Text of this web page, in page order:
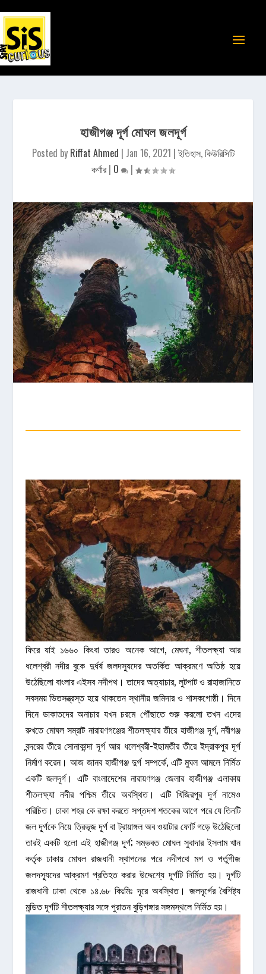
হাজীগঞ্জ দূর্গ মোঘল জলদূর্গ
Posted by Riffat Ahmed | Jan 16, 2021 |ইতিহাস,কিউরিসিটি
কর্ণার| 0 |
ফিরে যাই ১৬৬০ কিংবা তারও অনেক আগে, মেঘনা, শীতলক্ষ্যা আর
ধলেশ্বরী নদীর বুকে দুর্ধর্ষ জলদস্যুদের অতর্কিত আক্রমণে অতিষ্ঠ হয়ে
উঠেছিলো বাংলার এইসব নদীপথ। তাদের অত্যাচার, লুটপাট ও রাহাজানিতে
সবসময় ভিতসন্ত্রস্ত হয়ে থাকতেন স্থানীয় জমিদার ও শাসকগোষ্ঠী। দিনে
দিনে ডাকাতদের অনাচার যখন চরমে পৌঁছাতে শুরু করলো তখন এদের
রুখতে মোঘল সম্রাট নারায়ণগঞ্জের শীতলক্ষ্যার তীরে হাজীগঞ্জ দূর্গ, নবীগঞ্জ
বন্দরের তীরে সোনাকান্দা দূর্গ আর ধলেশ্বরী-ইছামতীর তীরে ইদ্রাকপুর দূর্গ
নির্মাণ করেন। আজ জানব হাজীগঞ্জ দুর্গ সম্পর্কে, এটি মুঘল আমলে নির্মিত
একটি জলদূর্গ। এটি বাংলাদেশের নারায়ণগঞ্জ জেলার হাজীগঞ্জ এলাকায়
শীতলক্ষ্যা নদীর পশ্চিম তীরে অবস্থিত। এটি খিজিরপুর দূর্গ নামেও
পরিচিত। ঢাকা শহর কে রক্ষা করতে সপ্তদশ শতকের আগে পরে যে তিনটি
জল দূ্র্গকে নিয়ে ত্রিভূজ দূর্গ বা ট্রায়াঙ্গল অব ওয়াটার ফোর্ট গড়ে উঠেছিলো
তারই একটি হলো এই হাজীগঞ্জ দূর্গ; সম্ভবত মোঘল সুবাদার ইসলাম খান
কর্তৃক ঢাকায় মোঘল রাজধানী স্থাপনের পরে নদীপথে মগ ও পর্তুগীজ
জলদস্যুদের আক্রমণ প্রতিহত করার উদ্দেশ্যে দূর্গটি নির্মিত হয়। দূর্গটি
রাজধানী ঢাকা থেকে ১৪.৬৮ কিঃমিঃ দূরে অবস্থিত। জলদূর্গের বৈশিষ্ট্য
মন্ডিত দূর্গটি শীতলক্ষ্যার সঙ্গে পুরাতন বুড়িগঙ্গার সঙ্গমস্থলে নির্মিত হয়।